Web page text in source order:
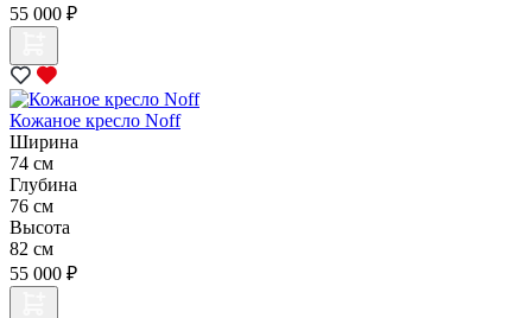
55 000 ₽
Кожаное кресло Noff
Ширина
74 см
Глубина
76 см
Высота
82 см
55 000 ₽